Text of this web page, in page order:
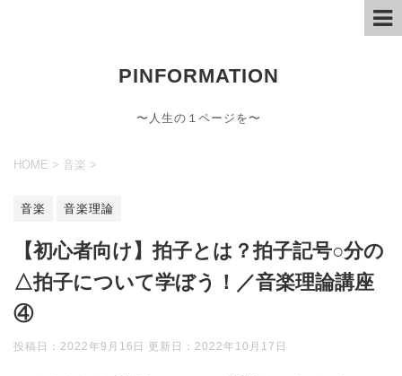
PINFORMATION
〜人生の１ページを〜
HOME > 音楽 >
音楽 音楽理論
【初心者向け】拍子とは？拍子記号○分の
△拍子について学ぼう！／音楽理論講座
④
投稿日：2022年9月16日 更新日： 2022年10月17日